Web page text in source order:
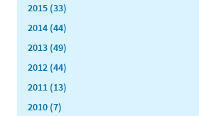
2015 (33)
2014 (44)
2013 (49)
2012 (44)
2011 (13)
2010 (7)